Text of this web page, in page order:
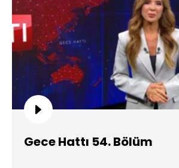
Gece Hattı 54. Bölüm